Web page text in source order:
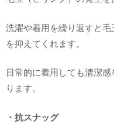
洗濯や着用を繰り返すと
を抑えてくれます。
日常的に着用しても清潔
ります。
・抗スナッグ